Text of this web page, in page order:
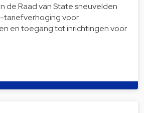
de Raad van State sneuvelden
tariefverhoging voor
en toegang tot inrichtingen voor